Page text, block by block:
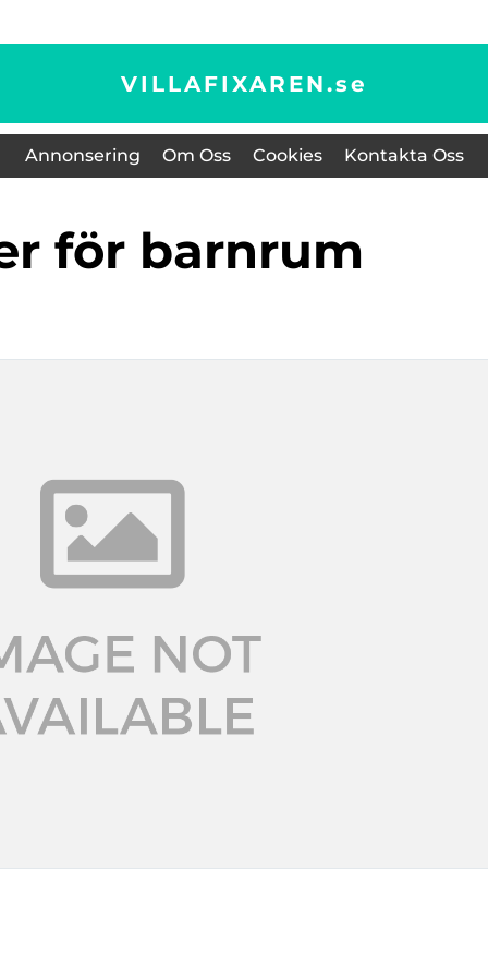
VILLAFIXAREN.se
Annonsering Om Oss Cookies Kontakta Oss
för barnrum